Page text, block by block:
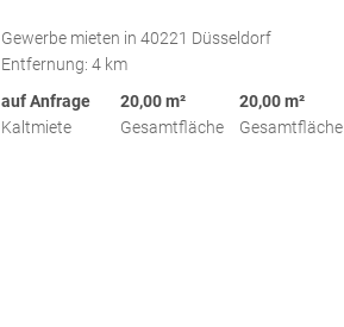
Gewerbe mieten in 40221 Düsseldorf
Entfernung: 4 km
auf Anfrage
Kaltmiete
20,00 m²
Gesamtfläche
20,00 m²
Gesamtfläche